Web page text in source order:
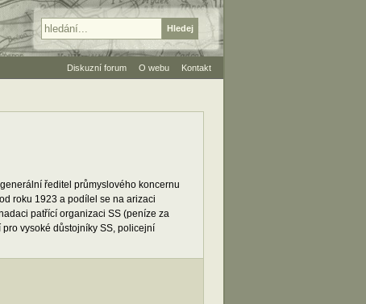
ředitel průmyslového koncernu
roku 1923 a podílel se na arizaci
patřící organizaci SS (peníze za
vysoké důstojníky SS, policejní
Diskuzní forum O webu Kontakt